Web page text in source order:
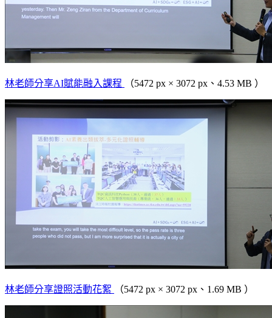
林老師分享AI賦能融入課程 （5472 px × 3072 px、4.53 MB ）
林老師分享證照活動花絮 （5472 px × 3072 px、1.69 MB ）